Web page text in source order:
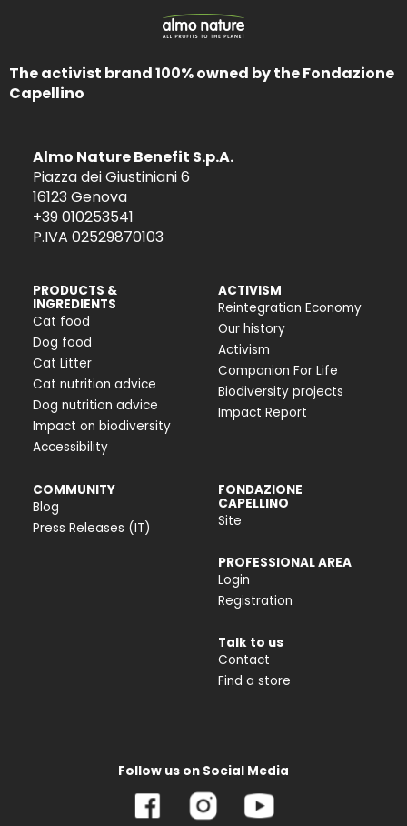
The activist brand 100% owned by the Fondazione
Capellino
Almo Nature Benefit S.p.A.
Piazza dei Giustiniani 6
16123 Genova
+39 010253541
P.IVA 02529870103
PRODUCTS &
INGREDIENTS
Cat food
Dog food
Cat Litter
Cat nutrition advice
Dog nutrition advice
Impact on biodiversity
Accessibility
ACTIVISM
Reintegration Economy
Our history
Activism
Companion For Life
Biodiversity projects
Impact Report
COMMUNITY
Blog
Press Releases (IT)
FONDAZIONE
CAPELLINO
Site
PROFESSIONAL AREA
Login
Registration
Talk to us
Contact
Find a store
Follow us on Social Media